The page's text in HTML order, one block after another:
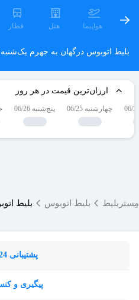
هواپیما هتل قطار
بلیط اتوبوس درگهان به جهرم یک‌شنبه 18 مرداد
ارزان‌ترین قیمت در هر روز
چهارشنبه 06/25 پنج‌شنبه 06/26
مِستربلیط بلیط اتوبوس بلیط
پشتیبانی 24 ساعته
پیگیری و